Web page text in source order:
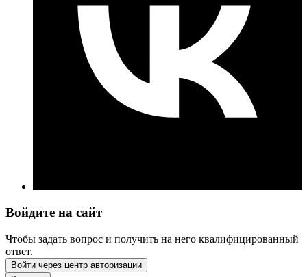
Войдите на сайт
Чтобы задать вопрос и получить на него квалифицированный
ответ.
Войти через центр авторизации